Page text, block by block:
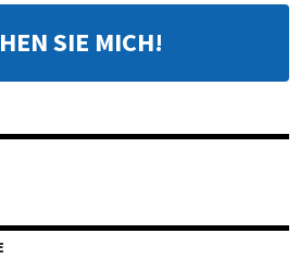
SIE MICH!